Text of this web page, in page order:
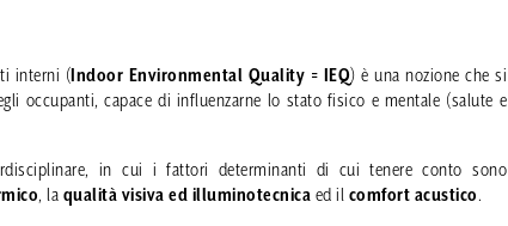
interni ( Indoor Environmental Quality = IEQ) è una nozione che si
occupanti, capace di influenzarne lo stato fisico e mentale (salute e
in cui i fattori determinanti di cui tenere conto sono
, la qualità visiva ed illuminotecnica ed il comfort acustico.